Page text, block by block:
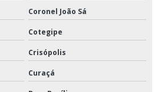
condicionado chiller
condicionado janela
condicionado vrf
de ar condicionado
Coronel João Sá
Cotegipe
Crisópolis
Curaçá